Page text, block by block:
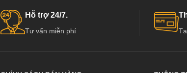
Hỗ trợ 24/7.
Tư vấn miễn phí